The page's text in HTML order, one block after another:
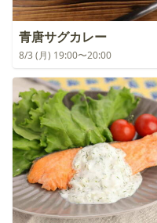
青唐サグカレー
8/3 (月) 19:00〜20:00